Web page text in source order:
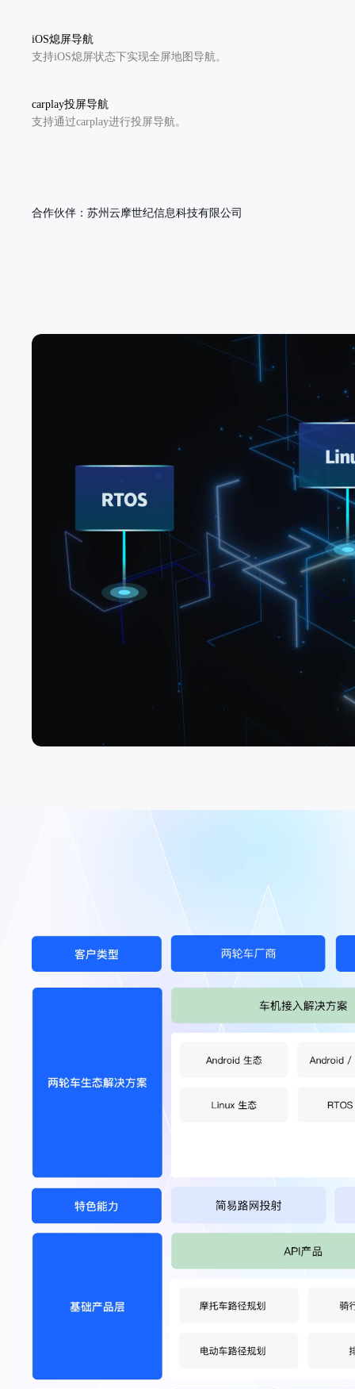
iOS熄屏导航
支持iOS熄屏状态下实现全屏地图导航。
carplay投屏导航
支持通过carplay进行投屏导航。
合作伙伴：苏州云摩世纪信息科技有限公司